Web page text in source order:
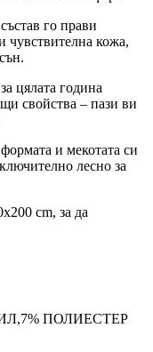
го прави
чувствителна кожа,
цялата година
свойства – пази ви
и мекотата си
лесно за
cm, за да
ПОЛИЕСТЕР